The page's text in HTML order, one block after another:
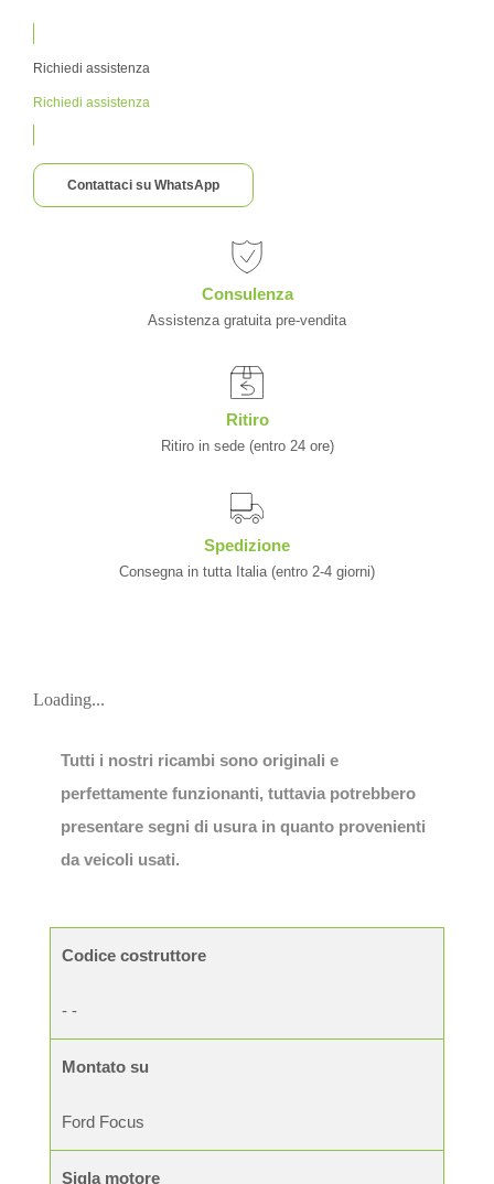
Richiedi assistenza
Richiedi assistenza
Contattaci su WhatsApp
Consulenza
Assistenza gratuita pre-vendita
Ritiro
Ritiro in sede (entro 24 ore)
Spedizione
Consegna in tutta Italia (entro 2-4 giorni)
Loading...
Tutti i nostri ricambi sono originali e
perfettamente funzionanti, tuttavia potrebbero
presentare segni di usura in quanto provenienti
da veicoli usati.
Codice costruttore
- -
Montato su
Ford Focus
Sigla motore